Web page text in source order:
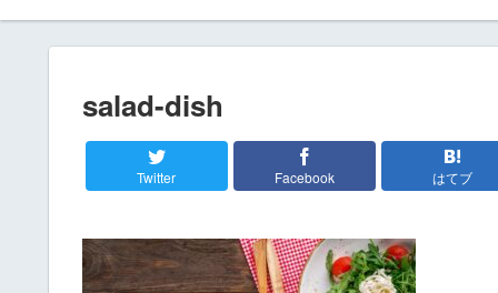
salad-dish
Twitter Facebook はてブ